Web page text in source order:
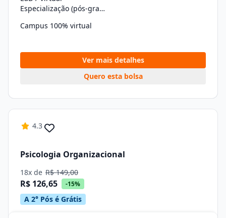
Especialização (pós-graduação)
Campus 100% virtual
Ver mais detalhes
Quero esta bolsa
4.3
Psicologia Organizacional
18x de R$ 149,00
R$ 126,65 -15%
A 2° Pós é Grátis